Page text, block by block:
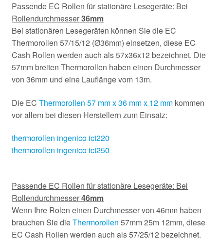
Passende EC Rollen für stationäre Lesegeräte: Bei
Rollendurchmesser36mm
Bei stationären Lesegeräten können Sie die EC
Thermorollen 57/15/12 (Ø36mm) einsetzen, diese EC
Cash Rollen werden auch als 57x36x12 bezeichnet. Die
57mm breiten Thermorollen haben einen Durchmesser
von 36mm und eine Lauflänge vom 13m.
Die EC Thermorollen 57 mm x 36 mm x 12 mm kommen
vor allem bei diesen Herstellern zum Einsatz:
thermorollen ingenico ict220
thermorollen ingenico ict250
Passende EC Rollen für stationäre Lesegeräte: Bei
Rollendurchmesser46mm
Wenn Ihre Rolen einen Durchmesser von 46mm haben
brauchen Sie dieThermorollen 57mm 25m 12mm, diese
EC Cash Rollen werden auch als 57/25/12 bezeichnet.